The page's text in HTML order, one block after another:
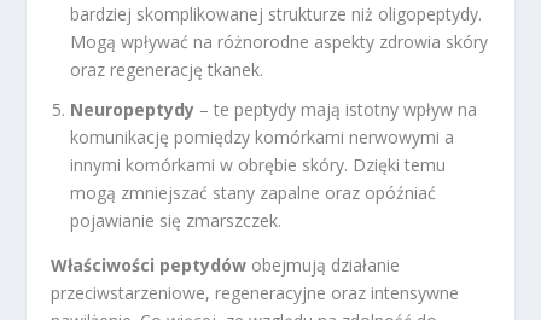
bardziej skomplikowanej strukturze niż oligopeptydy.
Mogą wpływać na różnorodne aspekty zdrowia skóry
oraz regenerację tkanek.
Neuropeptydy – te peptydy mają istotny wpływ na
komunikację pomiędzy komórkami nerwowymi a
innymi komórkami w obrębie skóry. Dzięki temu
mogą zmniejszać stany zapalne oraz opóźniać
pojawianie się zmarszczek.
Właściwości peptydów obejmują działanie
przeciwstarzeniowe, regeneracyjne oraz intensywne